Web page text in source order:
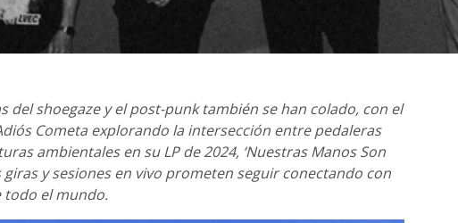
del shoegaze y el post-punk también se han colado, con el
Cometa explorando la intersección entre pedaleras
ambientales en su LP de 2024, ‘Nuestras Manos Son
giras y sesiones en vivo prometen seguir conectando con
todo el mundo.